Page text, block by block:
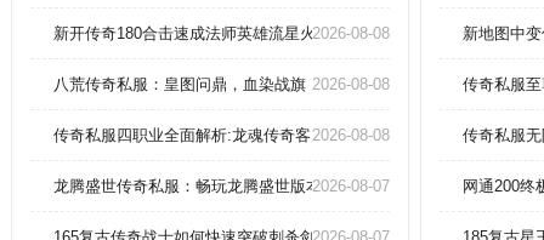
境仙地等着你来挑战，争夺更多珍
新开传奇180合击速成法师英雄流星火雨终极指南！
2026-08-08
八荒传奇私服：皇图问鼎，血染战旗！2026-08-08
传奇私服四职业全面解析:龙魂传奇客户端速成法师火墙术
2026-08-08
龙腾盛世传奇私服：畅玩龙腾盛世版本，缔造无双神话！
2026-08-07
新地图中
传奇私服
传奇私服
网通200终